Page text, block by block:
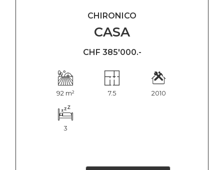
CASA
CHIRONICO
CHF 385'000.-
92 m² 7.5 2010
3